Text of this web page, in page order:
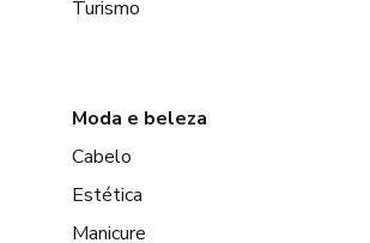
Turismo
Moda e beleza
Cabelo
Estética
Manicure